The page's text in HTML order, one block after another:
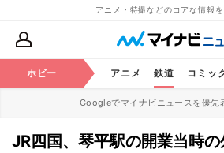
アニメ・特撮などのコアな情報を
ホビー アニメ 鉄道 コミッ
Googleでマイナビニュースを優先
JR四国、琴平駅の開業当時